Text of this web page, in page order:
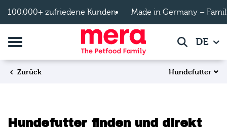
100.000+ zufriedene Kunden Made in Germany –
Navigation umschalten SucheDE
Zurück Hundefutter
Hundefutter finden und direkt